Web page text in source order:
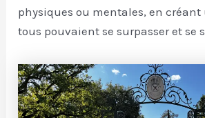
physiques ou mentales, en créant
tous pouvaient se surpasser et se